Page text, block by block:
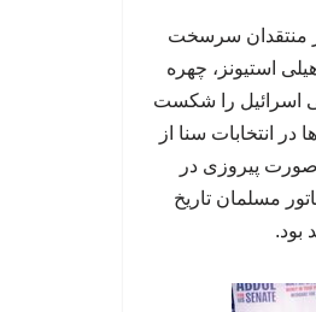
منتقدان سرسخت
استیونز، چهره
اسرائیل را شکست
در انتخابات سنا از
پیروزی در
مسلمان تاریخ
بود.